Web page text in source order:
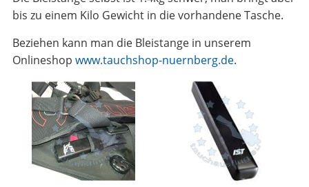
bis zu einem Kilo Gewicht in die vorhandene Tasche.
Beziehen kann man die Bleistange in unserem
Onlineshop www.tauchshop-nuernberg.de.